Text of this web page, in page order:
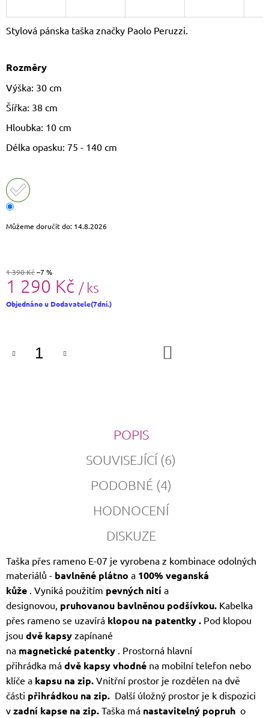
Stylová pánska taška značky Paolo Peruzzi.
Rozměry
Výška: 30 cm
Šířka: 38 cm
Hloubka: 10 cm
Délka opasku: 75 - 140 cm
Můžeme doručit do: 14.8.2026
1 390 Kč–7 %
1 290 Kč / ks
Měrná
Objednáno u Dodavatele(7dní.)
POPIS
SOUVISEJÍCÍ (6)
PODOBNÉ (4)
HODNOCENÍ
DISKUZE
Taška přes rameno E-07 je vyrobena z kombinace odolných
materiálů - bavlněné plátno a 100% veganská
kůže . Vyniká použitím pevných nití a
designovou, pruhovanou bavlněnou podšívkou. Kabelka
přes rameno se uzavírá klopou na patentky. Pod klopou
jsou dvě kapsy zapínané
na magnetické patentky . Prostorná hlavní
přihrádka má dvě kapsyvhodné na mobilní telefon nebo
klíče a kapsu na zip. Vnitřní prostor je rozdělen na dvě
části přihrádkou na zip. Další úložný prostor je k dispozici
v zadní kapse na zip. Taška má nastavitelný popruh o
E
M
LETNÍ
CROSSBODY
KABELKA
JOY
Kč
799